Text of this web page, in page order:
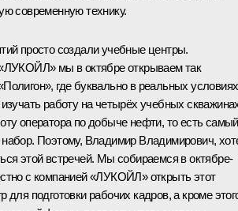
современную технику.
просто создали учебные центры.
мы в октябре открываем так
где буквально в реальных условиях
работу на четырёх учебных
оператора по добыче нефти, то есть самый
Поэтому, Владимир Владимирович,
этой встречей. Мы собираемся в октябре-
с компанией «ЛУКОЙЛ» открыть этот
для подготовки рабочих кадров, а кроме